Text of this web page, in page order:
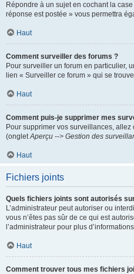
Répondre à un sujet en cochant la
réponse est postée » vous permettra
Haut
Comment surveiller des forums ?
Pour surveiller un forum en particulier,
lien « Surveiller ce forum » qui se
Haut
Comment puis-je supprimer mes
Pour supprimer vos surveillances,
(ongletAperçu --> Gestion des
Haut
Fichiers joints
Quels fichiers joints sont autorisés
L’administrateur peut autoriser ou
vous n’êtes pas sûr de ce qui est
l’administrateur pour plus
Haut
Comment trouver tous mes fichiers